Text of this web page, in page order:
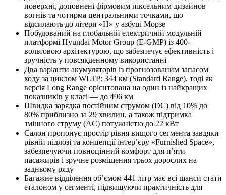
поверхні, доповнені фірмовим піксельним дизайнов
вогнів та чотирма центральними точками, що
відсилають до літери «H» у азбуці Морзе
Побудований на глобальній електричній модульній
платформі Hyundai Motor Group (E-GMP) із 400-
вольтовою архітектурою, що забезпечує ефективність і
зручність у повсякденному використанні
Два варіанти акумуляторів із прогнозованим запасом
ходу за циклом WLTP: 344 км (Standard Range), тоді як
версія Long Range орієнтована на один із найкращих
показників у класі — до 496 км
Швидка зарядка постійним струмом (DC) від 10% до
80% приблизно за 29 хвилин, а також підтримка
змінного струму (AC) потужністю до 22 кВт
Салон пропонує простір рівня вищого сегмента завдяки
рівній підлозі та концепції інтер’єру «Furnished Space»,
забезпечуючи повноцінний комфорт для п’яти
пасажирів і зручне розміщення трьох дорослих на
задньому ряду
Багажне відділення об’ємом 441 літр має всі шанси стати
еталоном у сегменті, підвищуючи практичність для